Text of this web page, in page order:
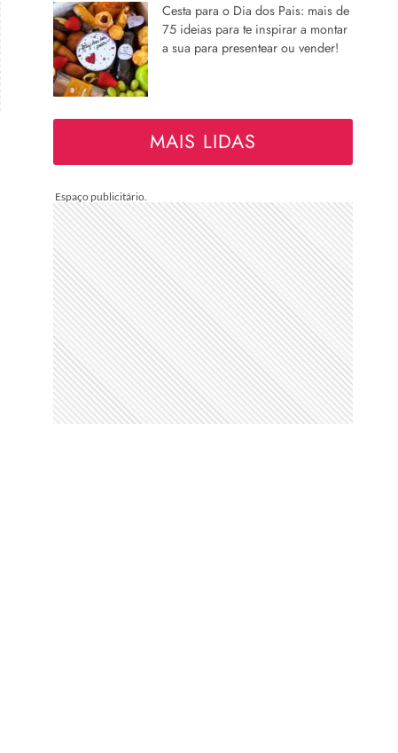
Cesta para o Dia dos Pais: mais de
75 ideias para te inspirar a montar
a sua para presentear ou vender!
MAIS LIDAS